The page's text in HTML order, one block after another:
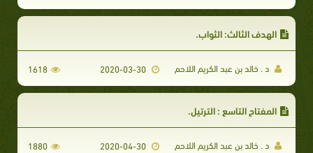
الهدف الثالث: الثواب.
د . خالد بن عبد الكريم اللاحم 2020-03-30
1618
المفتاح التاسع : الترتيل.
د . خالد بن عبد الكريم اللاحم 2020-04-30
1880